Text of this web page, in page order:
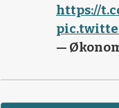
https://
—